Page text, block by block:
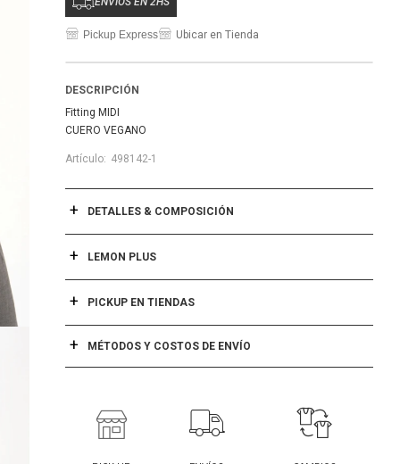
Pickup Express Ubicar en Tienda
DESCRIPCIÓN
Fitting MIDI
CUERO VEGANO
498142-1
DETALLES & COMPOSICIÓN
LEMON PLUS
PICKUP EN TIENDAS
MÉTODOS Y COSTOS DE ENVÍO